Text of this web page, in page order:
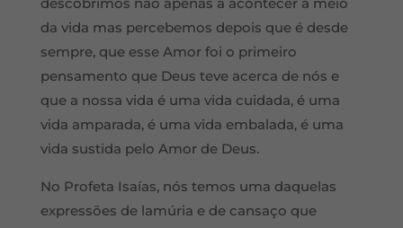
da vida mas percebemos depois que é desde
sempre, que esse Amor foi o primeiro
pensamento que Deus teve acerca de nós e
que a nossa vida é uma vida cuidada, é uma
vida amparada, é uma vida embalada, é uma
vida sustida pelo Amor de Deus.
No Profeta Isaías, nós temos uma daquelas
expressões de lamúria e de cansaço que